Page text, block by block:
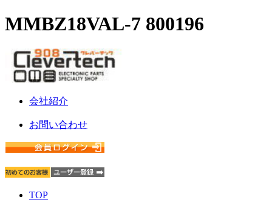
MMBZ18VAL-7 800196
会社紹介
お問い合わせ
TOP